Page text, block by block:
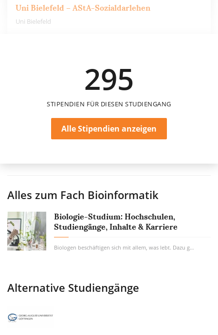
Uni Bielefeld – AStA-Sozialdarlehen
Uni Bielefeld
295
STIPENDIEN FÜR DIESEN STUDIENGANG
Alle Stipendien anzeigen
Alles zum Fach Bioinformatik
Biologie-Studium: Hochschulen,
Studiengänge, Inhalte & Karriere
Biologen beschäftigen sich mit allem, was lebt. Dazu gehören neben Tieren und Pflanzen...
Alternative Studiengänge